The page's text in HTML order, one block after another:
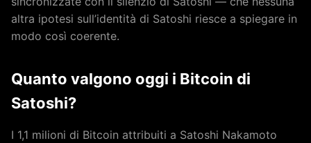
altra ipotesi sull’identità di Satoshi riesce a spiegare in
modo così coerente.
Quanto valgono oggi i Bitcoin di
Satoshi?
I 1,1 milioni di Bitcoin attribuiti a Satoshi Nakamoto